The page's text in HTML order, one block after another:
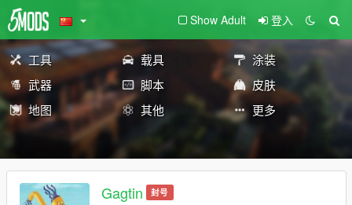
Show Adult 登入
工具 载具
涂装
武器
脚本
皮肤
地图
其他 更多
Gagtin 封号